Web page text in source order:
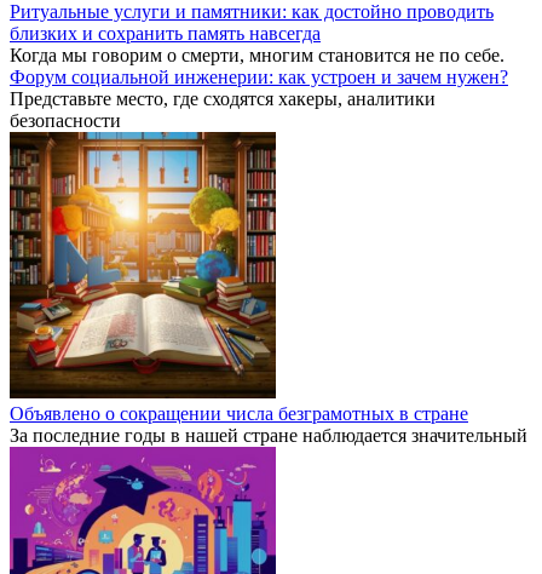
Ритуальные услуги и памятники: как достойно проводить
близких и сохранить память навсегда
Когда мы говорим о смерти, многим становится не по себе.
Форум социальной инженерии: как устроен и зачем нужен?
Представьте место, где сходятся хакеры, аналитики
безопасности
Объявлено о сокращении числа безграмотных в стране
За последние годы в нашей стране наблюдается значительный